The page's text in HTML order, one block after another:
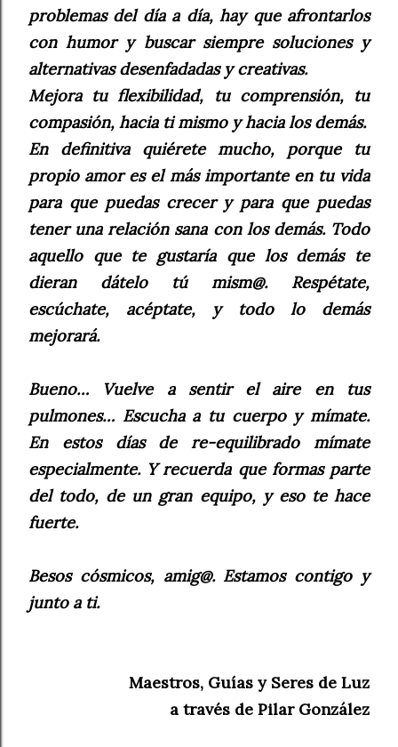
problemas del día a día, hay que afrontarlos
con humor y buscar siempre soluciones y
alternativas desenfadadas y creativas.
Mejora tu flexibilidad, tu comprensión, tu
compasión, hacia ti mismo y hacia los demás.
En definitiva quiérete mucho, porque tu
propio amor es el más importante en tu vida
para que puedas crecer y para que puedas
tener una relación sana con los demás. Todo
aquello que te gustaría que los demás te
dieran dátelo tú mism@. Respétate,
escúchate, acéptate, y todo lo demás
mejorará.
Bueno… Vuelve a sentir el aire en tus
pulmones… Escucha a tu cuerpo y mímate.
En estos días de re-equilibrado mímate
especialmente. Y recuerda que formas parte
del todo, de un gran equipo, y eso te hace
fuerte.
Besos cósmicos, amig@. Estamos contigo y
junto a ti.
Maestros, Guías y Seres de Luz
a través de Pilar González